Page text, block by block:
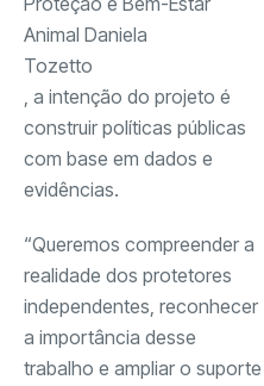
Animal Daniela
Tozetto
, a intenção do projeto é
construir políticas públicas
com base em dados e
evidências.
“Queremos compreender a
realidade dos protetores
independentes, reconhecer
a importância desse
trabalho e ampliar o suporte